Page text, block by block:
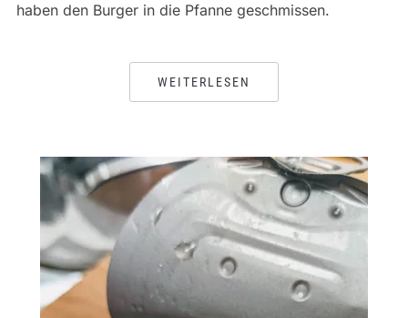
haben den Burger in die Pfanne geschmissen.
WEITERLESEN